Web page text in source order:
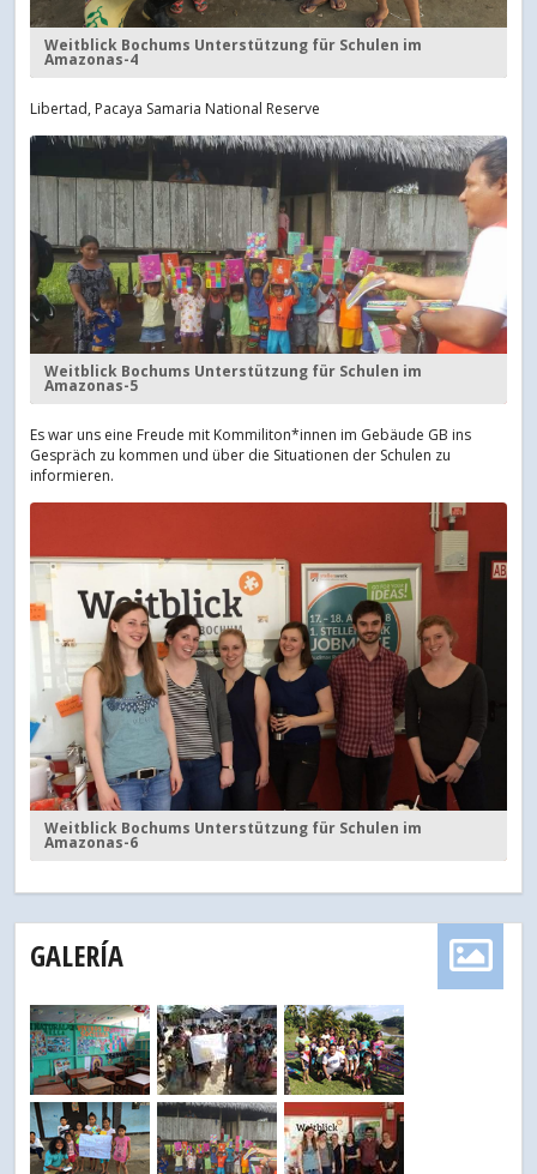
Weitblick Bochums Unterstützung für Schulen im
Amazonas-4
Libertad, Pacaya Samaria National Reserve
Weitblick Bochums Unterstützung für Schulen im
Amazonas-5
Es war uns eine Freude mit Kommiliton*innen im Gebäude GB ins
Gespräch zu kommen und über die Situationen der Schulen zu
informieren.
Weitblick Bochums Unterstützung für Schulen im
Amazonas-6
GALERÍA